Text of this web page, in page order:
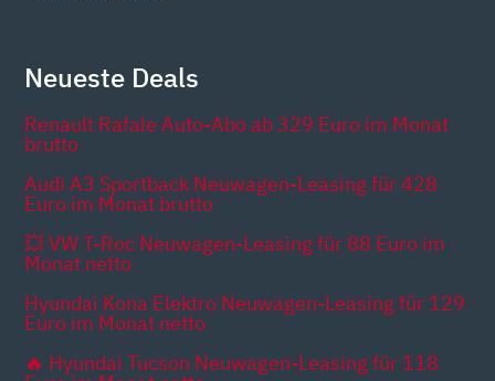
Neueste Deals
Renault Rafale Auto-Abo ab 329 Euro im Monat
brutto
Audi A3 Sportback Neuwagen-Leasing für 428
Euro im Monat brutto
💥 VW T-Roc Neuwagen-Leasing für 88 Euro im
Monat netto
Hyundai Kona Elektro Neuwagen-Leasing für 129
Euro im Monat netto
🔥 Hyundai Tucson Neuwagen-Leasing für 118